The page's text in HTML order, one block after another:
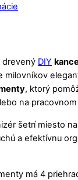
drevený DIY
milovníkov
, ktorý
na
šetrí miesto
a efektívnu
má 4